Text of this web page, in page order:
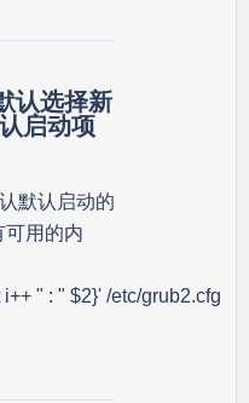
认选择新
启动项
默认启动的
可用的内
" : " $2}' /etc/grub2.cfg